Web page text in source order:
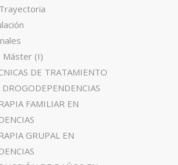
Máster (I)
DE TRATAMIENTO
FAMILIAR EN
GRUPAL EN